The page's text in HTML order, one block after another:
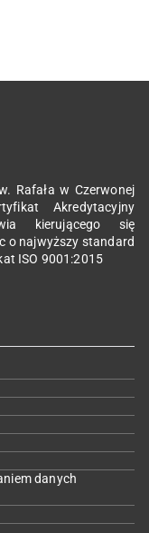
Rafała w Czerwonej
Akredytacyjny
kierującego się
o najwyższy standard
ISO 9001:2015
danych